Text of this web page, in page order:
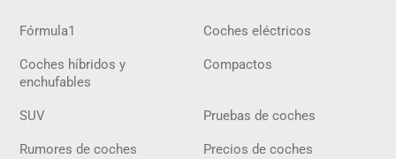
Fórmula1 Coches eléctricos
Coches híbridos y
enchufables
Compactos
SUV Pruebas de coches
Rumores de coches Precios de coches